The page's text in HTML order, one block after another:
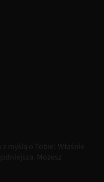
o Tobie! Właśnie
Możesz